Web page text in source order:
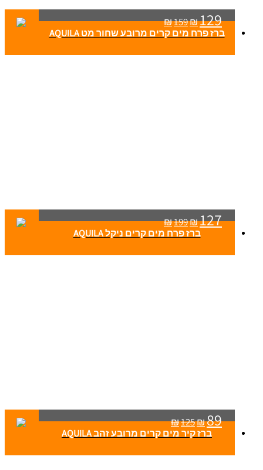
₪159₪129
ברז פרח מים קרים מרובע שחור מט AQUILA
₪199₪127
ברז פרח מים קרים ניקל AQUILA
₪125₪89
ברז קיר מים קרים מרובע זהב AQUILA